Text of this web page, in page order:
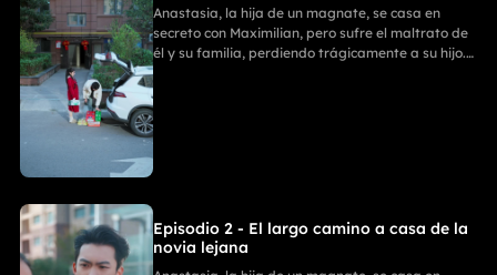
Anastasia, la hija de un magnate, se casa en
secreto con Maximilian, pero sufre el maltrato de
él y su familia, perdiendo trágicamente a su hijo.
Con ayuda de sus tres poderosos hermanos,
Anastasia se divorcia y revela su verdadera
identidad. La Familia Zhou paga por sus
fechorías, mientras ella comienza un nuevo y
Episodio 2 - El largo camino a casa de la
novia lejana